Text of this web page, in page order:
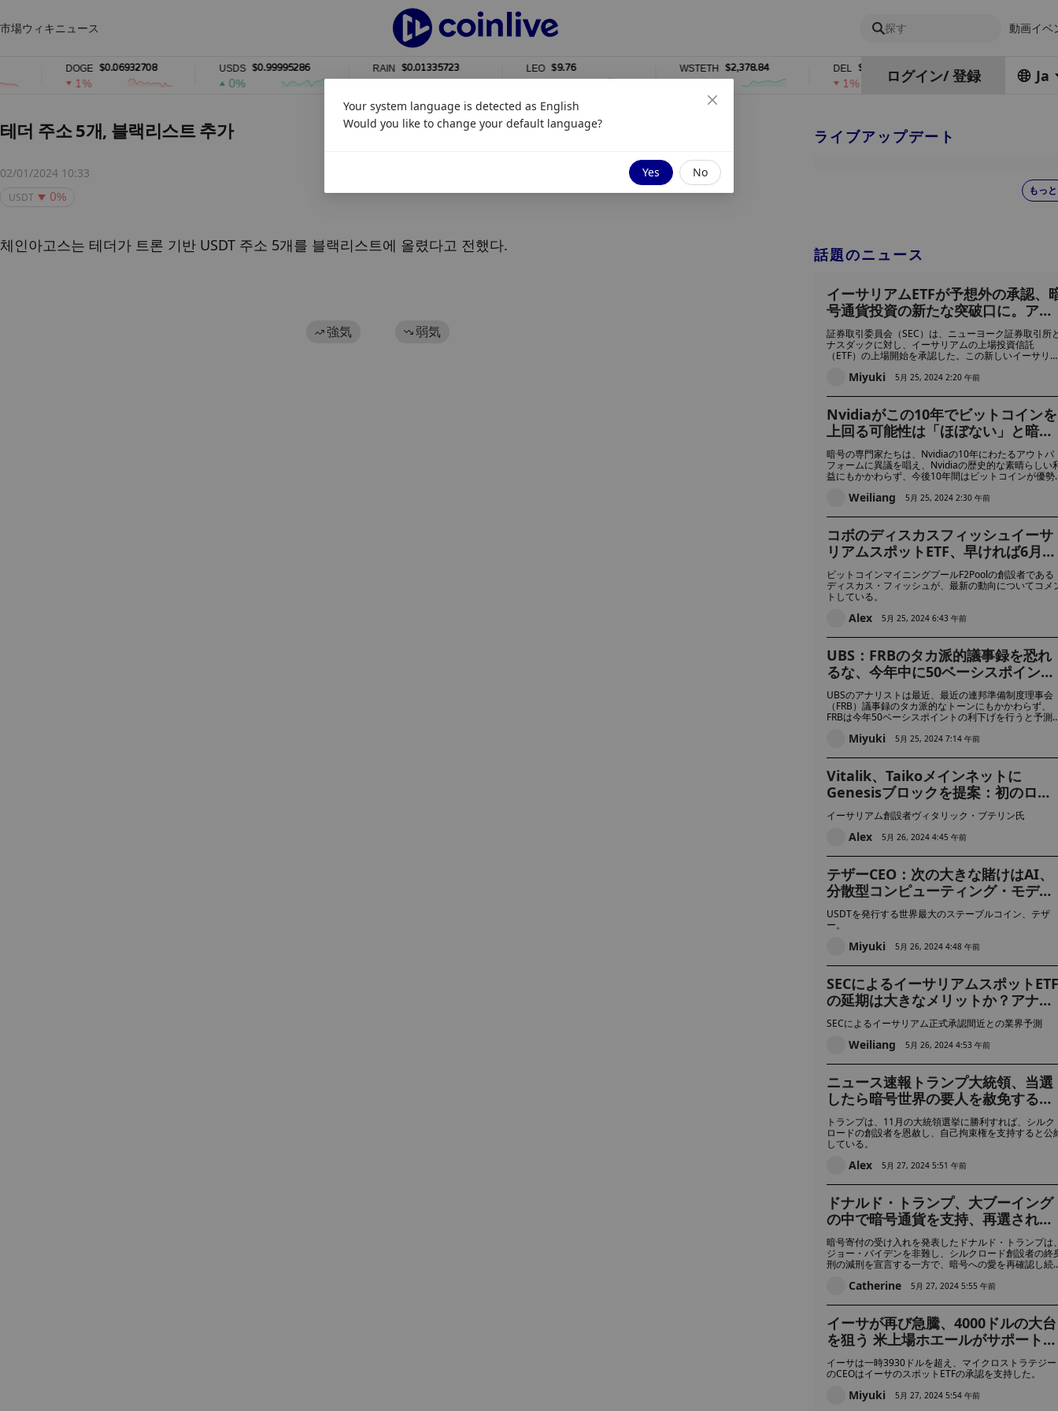
市場ウィキ ニュース 探す 動画イベ
DOGE $0.06932708
1%
USDS $0.99995286
0%
$0.01335723
1%
$9.76
0%
WSTETH $2,378.84
0%
$0.76762686
1%
ZEC $454.62
4%
ログイン/ 登録 Ja
테더 주소 5개, 블랙리스트 추가
02/01/2024 10:33
USDT 0%
체인아고스는 테더가 트론 기반 USDT 주소 5개를 블랙리스트에 올렸다고 전했다.
強気 弱気
ライブアップデート
もっと
話題のニュース
イーサリアムETFが予想外の承認、
号通貨投資の新たな突破口に。アナ
リスト次に何が起こるか？
証券取引委員会（SEC）は、ニューヨーク証券取引所
ナスダックに対し、イーサリアムの上場投資信託
（ETF）の上場開始を承認した。この新しいイーサリ
れていないが、この決定はこれらの会社と暗号通貨業
SECがこれらの申請を却下すると予想していた。
Miyuki 5月 25, 2024 2:20 午前
Nvidiaがこの10年でビットコインを
上回る可能性は「ほぼない」と暗号
幹部が語る
暗号の専門家たちは、Nvidiaの10年にわたるアウトパ
フォームに異議を唱え、Nvidiaの歴史的な素晴らしい
益にもかかわらず、今後10年間はビットコインが優勢
Weiliang 5月 25, 2024 2:30 午前
コボのディスカスフィッシュイーサ
リアムスポットETF、早ければ6月中
旬に取引開始、2025年初頭には機関
投資家も参入へ
ビットコインマイニングプールF2Poolの創設者である
ディスカス・フィッシュが、最新の動向についてコメ
トしている。
Alex 5月 25, 2024 6:43 午前
UBS：FRBのタカ派的議事録を恐れ
るな、今年中に50ベーシスポイント
の利下げを予測
UBSのアナリストは最近、最近の連邦準備制度理事会
（FRB）議事録のタカ派的なトーンにもかかわらず、
FRBは今年50ベーシスポイントの利下げを行うと予測
Miyuki 5月 25, 2024 7:14 午前
Vitalik、Taikoメインネットに
Genesisブロックを提案：初のロー
ルアップ・プロジェクトに興奮
イーサリアム創設者ヴィタリック・ブテリン氏
Alex 5月 26, 2024 4:45 午前
テザーCEO：次の大きな賭けはAI、
分散型コンピューティング・モデル
の開発だ
USDTを発行する世界最大のステーブルコイン、テザ
ー。
Miyuki 5月 26, 2024 4:48 午前
SECによるイーサリアムスポットETF
の延期は大きなメリットか？アナリ
スト：数十億ドルの投資準備が整う
SECによるイーサリアム正式承認間近との業界予測
Weiliang 5月 26, 2024 4:53 午前
ニュース速報トランプ大統領、当選
したら暗号世界の要人を赦免すると
約束 デジタルダラーを発行せず、
5000万人の暗号保有者の権利を守る
と誓う
トランプは、11月の大統領選挙に勝利すれば、シルク
ロードの創設者を恩赦し、自己拘束権を支持すると公
している。
Alex 5月 27, 2024 5:51 午前
ドナルド・トランプ、大ブーイング
の中で暗号通貨を支持、再選されれ
ばSilk Roadボスの釈放を約束、し
しそれは口先だけか？
暗号寄付の受け入れを発表したドナルド・トランプは
ジョー・バイデンを非難し、シルクロード創設者の終
刑の減刑を宣言する一方で、暗号への愛を再確認し続
派への転向に警告を発している。
Catherine 5月 27, 2024 5:55 午前
イーサが再び急騰、4000ドルの大台
を狙う 米上場ホエールがサポートに
"転換"、強いシグナルを発信
イーサは一時3930ドルを超え、マイクロストラテジー
のCEOはイーサのスポットETFの承認を支持した。
Miyuki 5月 27, 2024 5:54 午前
Your system language is detected as English
Would you like to change your default language?
Yes No